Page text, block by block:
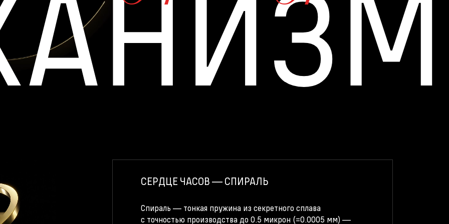
СЕРДЦЕ ЧАСОВ — СПИРАЛЬ
Спираль — тонкая пружина из секретного сплава
с точностью производства до 0.5 микрон (=0.0005 мм) —